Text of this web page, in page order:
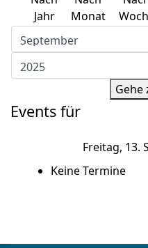
Jahr
Monat
Gehe
Events für
Freitag, 13.
Keine Termine